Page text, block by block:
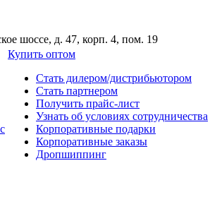
шоссе, д. 47, корп. 4, пом. 19
Купить оптом
Стать дилером/дистрибьютором
Стать партнером
Получить прайс-лист
Узнать об условиях сотрудничества
Корпоративные подарки
Корпоративные заказы
Дропшиппинг